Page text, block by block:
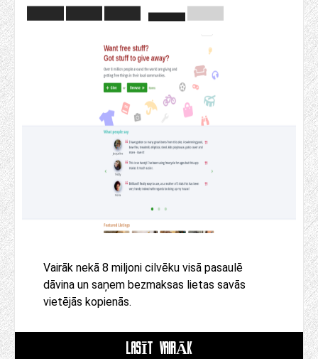
Vairāk nekā 8 miljoni cilvēku visā pasaulē
dāvina un saņem bezmaksas lietas savās
vietējās kopienās.
LASĪT VAIRĀK